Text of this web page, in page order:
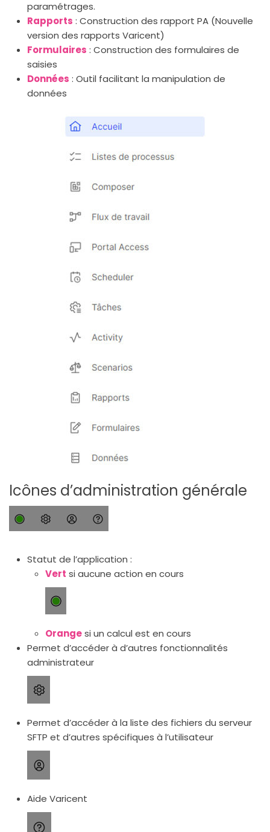
paramétrages.
Rapports : Construction des rapport PA (Nouvelle
version des rapports Varicent)
Formulaires : Construction des formulaires de
saisies
Données : Outil facilitant la manipulation de
données
Icônes d’administration générale
Statut de l’application :
Vert si aucune action en cours
Orangesi un calcul est en cours
Permet d’accéder à d’autres fonctionnalités
administrateur
Permet d’accéder à la liste des fichiers du serveur
SFTP et d’autres spécifiques à l’utilisateur
Aide Varicent